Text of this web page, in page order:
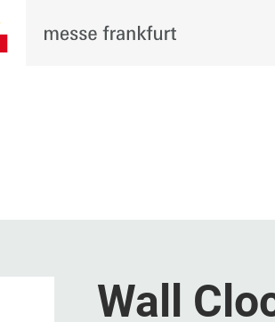
Wall